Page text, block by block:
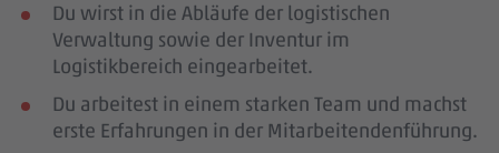
Du wirst in die Abläufe der logistischen
Verwaltung sowie der Inventur im
Logistikbereich eingearbeitet.
Du arbeitest in einem starken Team und machst
erste Erfahrungen in der Mitarbeitendenführung.